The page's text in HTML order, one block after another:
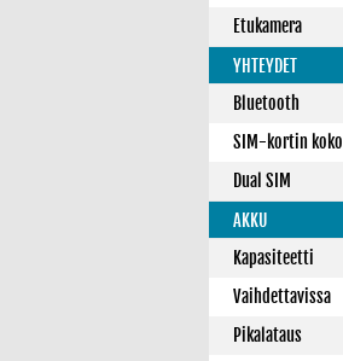
Etukamera
YHTEYDET
Bluetooth
SIM-kortin koko
Dual SIM
AKKU
Kapasiteetti
Vaihdettavissa
Pikalataus